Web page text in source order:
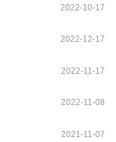
2022-10-17
2022-12-17
2022-11-17
2022-11-08
2021-11-07